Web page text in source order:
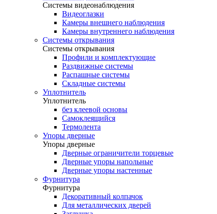
Системы видеонаблюдения
Видеоглазки
Камеры внешнего наблюдения
Камеры внутреннего наблюдения
Системы открывания
Системы открывания
Профили и комплектующие
Раздвижные системы
Распашные системы
Складные системы
Уплотнитель
Уплотнитель
без клеевой основы
Самоклеящийся
Термолента
Упоры дверные
Упоры дверные
Дверные ограничители торцевые
Дверные упоры напольные
Дверные упоры настенные
Фурнитура
Фурнитура
Декоративный колпачок
Для металлических дверей